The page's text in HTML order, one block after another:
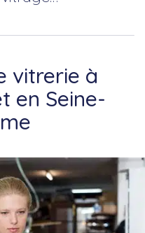
vitrerie à
en Seine-